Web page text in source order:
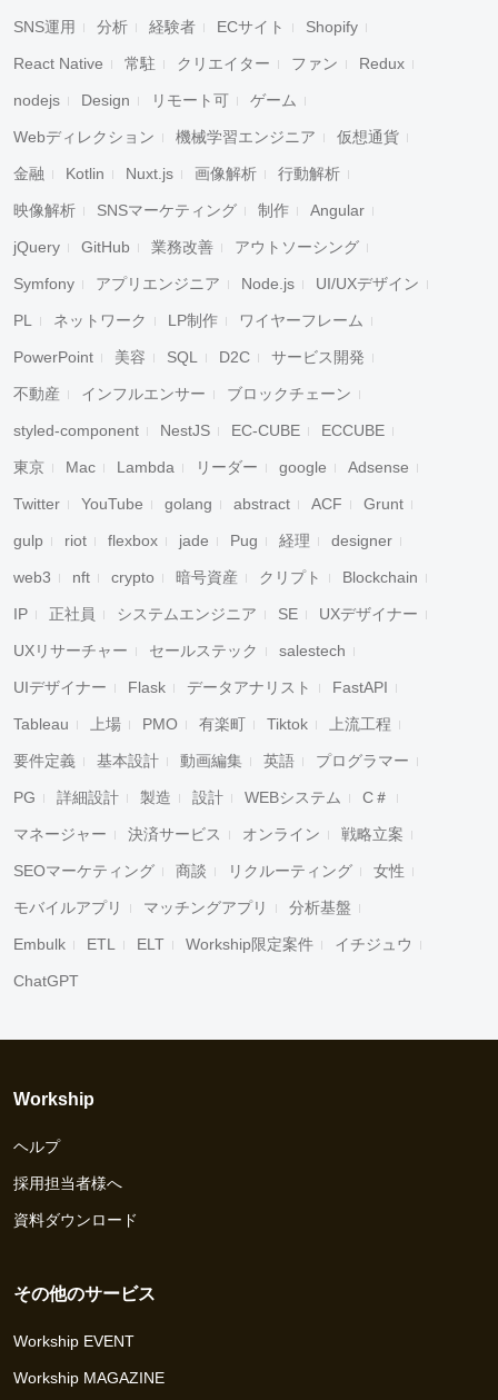
SNS運用 分析 経験者 ECサイト Shopify
React Native 常駐 クリエイター ファン Redux
nodejs Design リモート可 ゲーム
Webディレクション 機械学習エンジニア 仮想通貨
金融 Kotlin Nuxt.js 画像解析 行動解析
映像解析 SNSマーケティング 制作 Angular
jQuery GitHub 業務改善 アウトソーシング
Symfony アプリエンジニア Node.js UI/UXデザイン
PL ネットワーク LP制作 ワイヤーフレーム
PowerPoint 美容 SQL D2C サービス開発
不動産 インフルエンサー ブロックチェーン
styled-component NestJS EC-CUBE ECCUBE
東京 Mac Lambda リーダー google Adsense
Twitter YouTube golang abstract ACF Grunt
gulp riot flexbox jade Pug 経理 designer
web3 nft crypto 暗号資産 クリプト Blockchain
IP 正社員 システムエンジニア SE UXデザイナー
UXリサーチャー セールステック salestech
UIデザイナー Flask データアナリスト FastAPI
Tableau 上場 PMO 有楽町 Tiktok 上流工程
要件定義 基本設計 動画編集 英語 プログラマー
PG 詳細設計 製造 設計 WEBシステム C＃
マネージャー 決済サービス オンライン 戦略立案
SEOマーケティング 商談 リクルーティング 女性
モバイルアプリ マッチングアプリ 分析基盤
Embulk ETL ELT Workship限定案件 イチジュウ
ChatGPT
Workship
ヘルプ
採用担当者様へ
資料ダウンロード
その他のサービス
Workship EVENT
Workship MAGAZINE